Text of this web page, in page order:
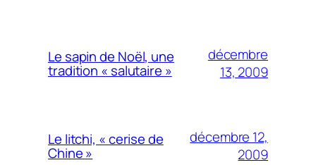
Le sapin de Noël, une
tradition « salutaire »
décembre
13, 2009
Le litchi, « cerise de
Chine »
décembre 12,
2009